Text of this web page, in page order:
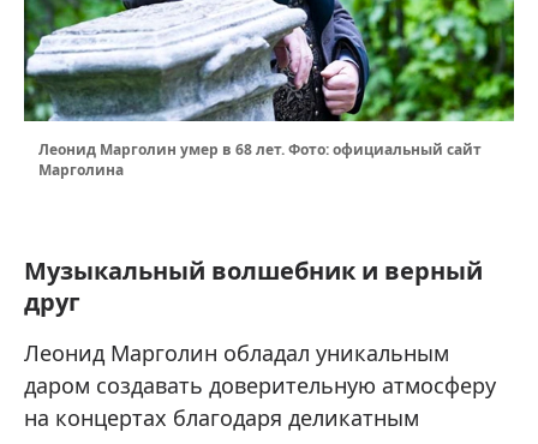
Леонид Марголин умер в 68 лет. Фото: официальный сайт
Марголина
Музыкальный волшебник и верный
друг
Леонид Марголин обладал уникальным
даром создавать доверительную атмосферу
на концертах благодаря деликатным